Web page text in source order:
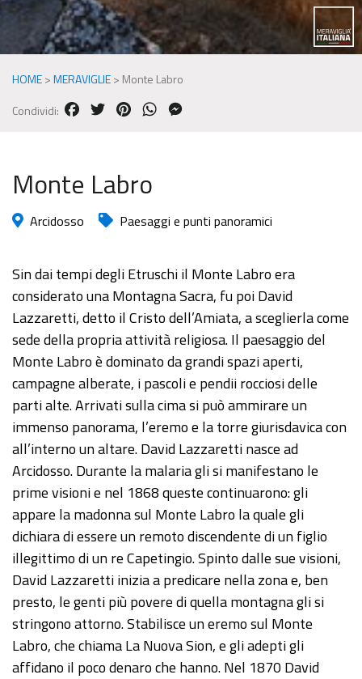
HOME>MERAVIGLIE> Monte Labro
Condividi:
FACEBOOK
TWITTERPINTERESTWHATSAPP
Monte Labro
Arcidosso Paesaggi e punti panoramici
Sin dai tempi degli Etruschi il Monte Labro era
considerato una Montagna Sacra, fu poi David
Lazzaretti, detto il Cristo dell’Amiata, a sceglierla come
sede della propria attività religiosa. Il paesaggio del
Monte Labro è dominato da grandi spazi aperti,
campagne alberate, i pascoli e pendii rocciosi delle
parti alte. Arrivati sulla cima si può ammirare un
immenso panorama, l’eremo e la torre giurisdavica con
all’interno un altare. David Lazzaretti nasce ad
Arcidosso. Durante la malaria gli si manifestano le
prime visioni e nel 1868 queste continuarono: gli
appare la madonna sul Monte Labro la quale gli
dichiara di essere un remoto discendente di un figlio
illegittimo di un re Capetingio. Spinto dalle sue visioni,
David Lazzaretti inizia a predicare nella zona e, ben
presto, le genti più povere di quella montagna gli si
stringono attorno. Stabilisce un eremo sul Monte
Labro, che chiama La Nuova Sion, e gli adepti gli
affidano il poco denaro che hanno. Nel 1870 David